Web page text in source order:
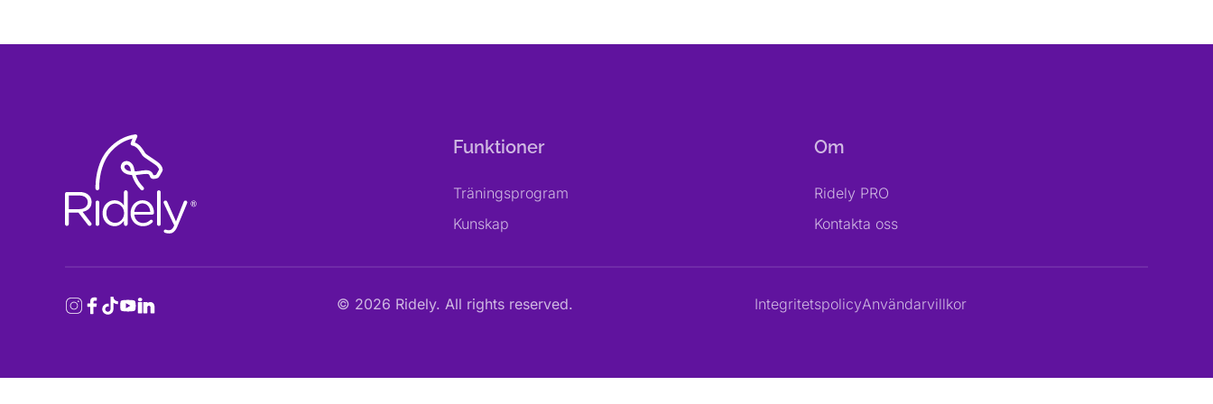
Funktioner
Träningsprogram
Kunskap
Om
Ridely PRO
Kontakta oss
© 2026 Ridely. All rights reserved. IntegritetspolicyAnvändarvillkor